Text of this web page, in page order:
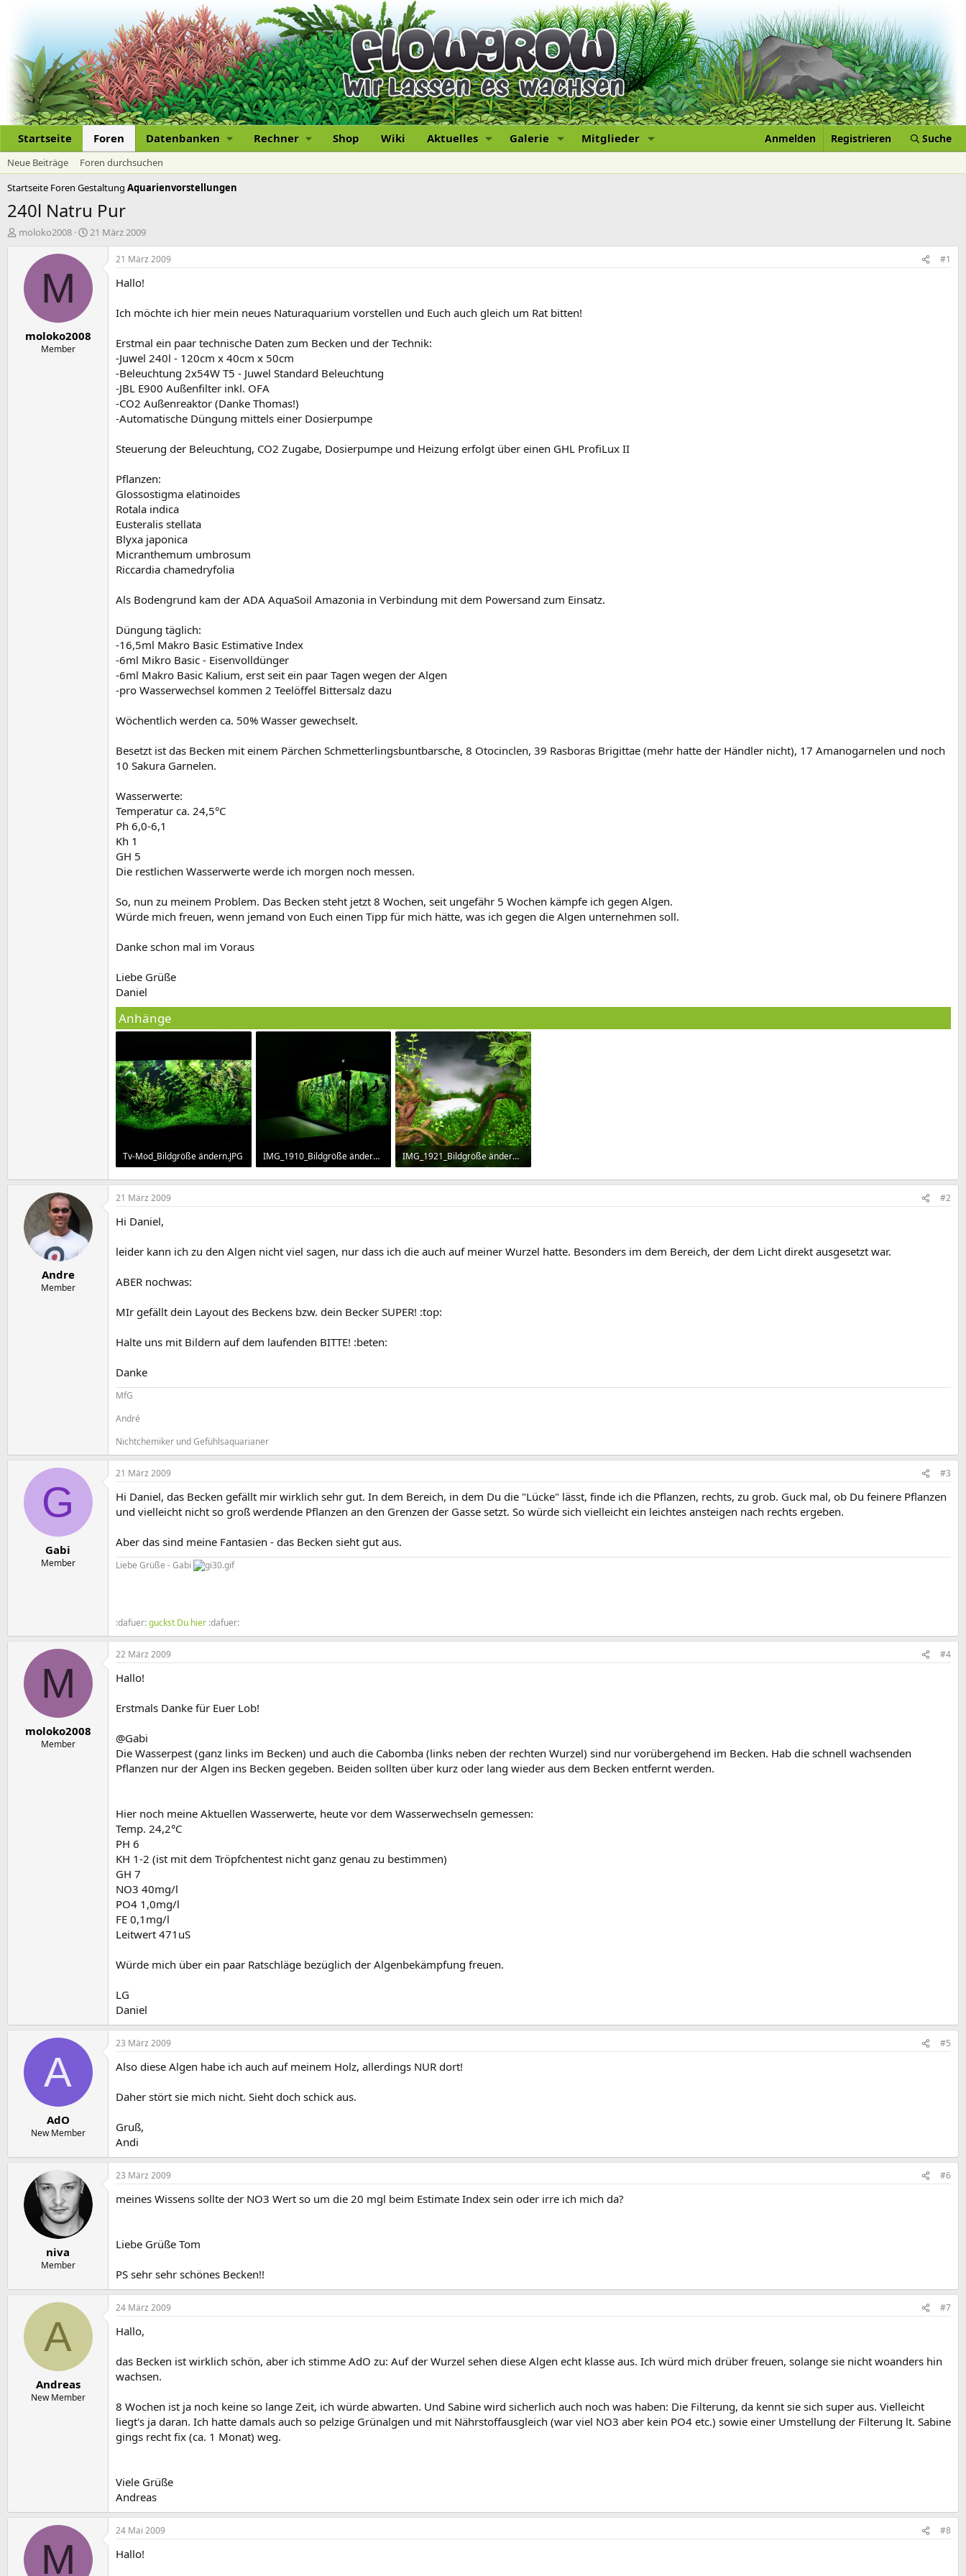
Startseite Foren Datenbanken Rechner Shop Wiki Aktuelles Galerie Mitglieder Anmelden Registrieren Suche
Neue Beiträge
Foren durchsuchen
Startseite Foren Gestaltung Aquarienvorstellungen
240l Natru Pur
E
moloko2008
E
t
e
l
a
21 März 2009
M
moloko2008
Member
21 März 2009 #1
Hallo!
Ich möchte ich hier mein neues Naturaquarium vorstellen und Euch auch gleich um Rat bitten!
Erstmal ein paar technische Daten zum Becken und der Technik:
-Juwel 240l - 120cm x 40cm x 50cm
-Beleuchtung 2x54W T5 - Juwel Standard Beleuchtung
-JBL E900 Außenfilter inkl. OFA
-CO2 Außenreaktor (Danke Thomas!)
-Automatische Düngung mittels einer Dosierpumpe
Steuerung der Beleuchtung, CO2 Zugabe, Dosierpumpe und Heizung erfolgt über einen GHL ProfiLux II
Pflanzen:
Glossostigma elatinoides
Rotala indica
Eusteralis stellata
Blyxa japonica
Micranthemum umbrosum
Riccardia chamedryfolia
Als Bodengrund kam der ADA AquaSoil Amazonia in Verbindung mit dem Powersand zum Einsatz.
Düngung täglich:
-16,5ml Makro Basic Estimative Index
-6ml Mikro Basic - Eisenvolldünger
-6ml Makro Basic Kalium, erst seit ein paar Tagen wegen der Algen
-pro Wasserwechsel kommen 2 Teelöffel Bittersalz dazu
Wöchentlich werden ca. 50% Wasser gewechselt.
Besetzt ist das Becken mit einem Pärchen Schmetterlingsbuntbarsche, 8 Otocinclen, 39 Rasboras Brigittae (mehr hatte der Händler nicht), 17 Amanogarnelen und noch
10 Sakura Garnelen.
Wasserwerte:
Temperatur ca. 24,5°C
Ph 6,0-6,1
Kh 1
GH 5
Die restlichen Wasserwerte werde ich morgen noch messen.
So, nun zu meinem Problem. Das Becken steht jetzt 8 Wochen, seit ungefähr 5 Wochen kämpfe ich gegen Algen.
Würde mich freuen, wenn jemand von Euch einen Tipp für mich hätte, was ich gegen die Algen unternehmen soll.
Danke schon mal im Voraus
Liebe Grüße
Daniel
Anhänge
Tv-Mod_Bildgröße ändern.JPG
206,2 KB · Aufrufe: 1.306
IMG_1910_Bildgröße ändern.JPG
111,2 KB · Aufrufe: 1.265
IMG_1921_Bildgröße ändern.JPG
266,9 KB · Aufrufe: 1.309
Andre
Member
21 März 2009 #2
Hi Daniel,
leider kann ich zu den Algen nicht viel sagen, nur dass ich die auch auf meiner Wurzel hatte. Besonders im dem Bereich, der dem Licht direkt ausgesetzt war.
ABER nochwas:
MIr gefällt dein Layout des Beckens bzw. dein Becker SUPER! :top:
Halte uns mit Bildern auf dem laufenden BITTE! :beten:
Danke
MfG
André
Nichtchemiker und Gefühlsaquarianer
G
Gabi
Member
21 März 2009 #3
Hi Daniel, das Becken gefällt mir wirklich sehr gut. In dem Bereich, in dem Du die "Lücke" lässt, finde ich die Pflanzen, rechts, zu grob. Guck mal, ob Du feinere Pflanzen
und vielleicht nicht so groß werdende Pflanzen an den Grenzen der Gasse setzt. So würde sich vielleicht ein leichtes ansteigen nach rechts ergeben.
Aber das sind meine Fantasien - das Becken sieht gut aus.
Liebe Grüße - Gabi
:dafuer:guckst Du hier :dafuer:
M
moloko2008
Member
22 März 2009 #4
Hallo!
Erstmals Danke für Euer Lob!
@Gabi
Die Wasserpest (ganz links im Becken) und auch die Cabomba (links neben der rechten Wurzel) sind nur vorübergehend im Becken. Hab die schnell wachsenden
Pflanzen nur der Algen ins Becken gegeben. Beiden sollten über kurz oder lang wieder aus dem Becken entfernt werden.
Hier noch meine Aktuellen Wasserwerte, heute vor dem Wasserwechseln gemessen:
Temp. 24,2°C
PH 6
KH 1-2 (ist mit dem Tröpfchentest nicht ganz genau zu bestimmen)
GH 7
NO3 40mg/l
PO4 1,0mg/l
FE 0,1mg/l
Leitwert 471uS
Würde mich über ein paar Ratschläge bezüglich der Algenbekämpfung freuen.
LG
Daniel
A
AdO
New Member
23 März 2009 #5
Also diese Algen habe ich auch auf meinem Holz, allerdings NUR dort!
Daher stört sie mich nicht. Sieht doch schick aus.
Gruß,
Andi
niva
Member
23 März 2009 #6
meines Wissens sollte der NO3 Wert so um die 20 mgl beim Estimate Index sein oder irre ich mich da?
Liebe Grüße Tom
PS sehr sehr schönes Becken!!
A
Andreas
New Member
24 März 2009 #7
Hallo,
das Becken ist wirklich schön, aber ich stimme AdO zu: Auf der Wurzel sehen diese Algen echt klasse aus. Ich würd mich drüber freuen, solange sie nicht woanders hin
wachsen.
8 Wochen ist ja noch keine so lange Zeit, ich würde abwarten. Und Sabine wird sicherlich auch noch was haben: Die Filterung, da kennt sie sich super aus. Vielleicht
liegt's ja daran. Ich hatte damals auch so pelzige Grünalgen und mit Nährstoffausgleich (war viel NO3 aber kein PO4 etc.) sowie einer Umstellung der Filterung lt. Sabine
gings recht fix (ca. 1 Monat) weg.
Viele Grüße
Andreas
M
24 Mai 2009 #8
Hallo!